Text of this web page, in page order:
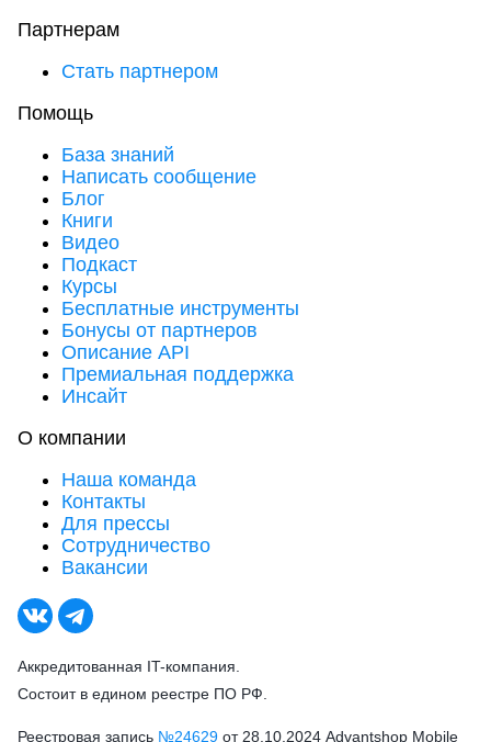
Партнерам
Стать партнером
Помощь
База знаний
Написать сообщение
Блог
Книги
Видео
Подкаст
Курсы
Бесплатные инструменты
Бонусы от партнеров
Описание API
Премиальная поддержка
Инсайт
О компании
Наша команда
Контакты
Для прессы
Сотрудничество
Вакансии
Аккредитованная IT-компания.
Состоит в едином реестре ПО РФ.
Реестровая запись №24629 от 28.10.2024 Advantshop Mobile